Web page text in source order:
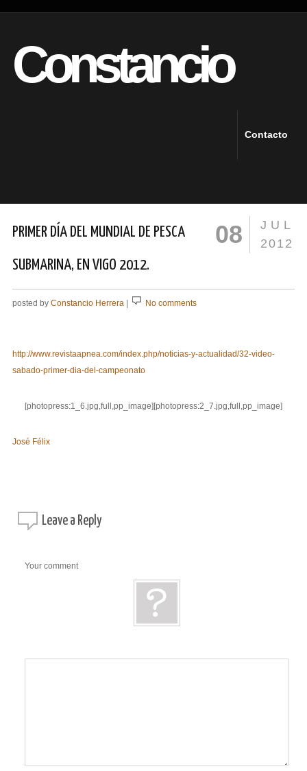
Constancio
Contacto
PRIMER DÍA DEL MUNDIAL DE PESCA
SUBMARINA, EN VIGO 2012.
JUL
2012
08
posted by Constancio Herrera | No comments
http://www.revistaapnea.com/index.php/noticias-y-actualidad/32-video-
sabado-primer-dia-del-campeonato
[photopress:1_6.jpg,full,pp_image][photopress:2_7.jpg,full,pp_image]
José Félix
Leave a Reply
Your comment